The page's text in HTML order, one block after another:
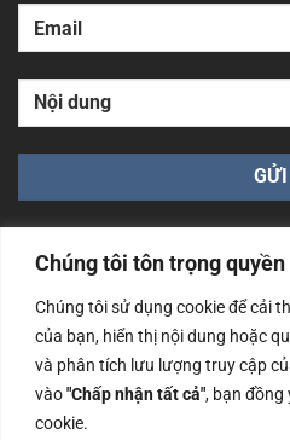
Chúng tôi tôn trọng
Chúng tôi sử dụng cookie để cải
của bạn, hiển thị nội dung hoặc
và phân tích lưu lượng truy cập
vào"Chấp nhận tất cả", bạn đồng
cookie.
Công ty TNHH Nam Bình
cấp ngày 14/06/2019 bởi Sở
Nội
Copyrights @2023 Nam Binh